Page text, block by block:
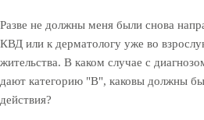
Разве не должны меня были снова
КВД или к дерматологу уже во
жительства. В каком случае с
дают категорию "В", каковы должны
действия?